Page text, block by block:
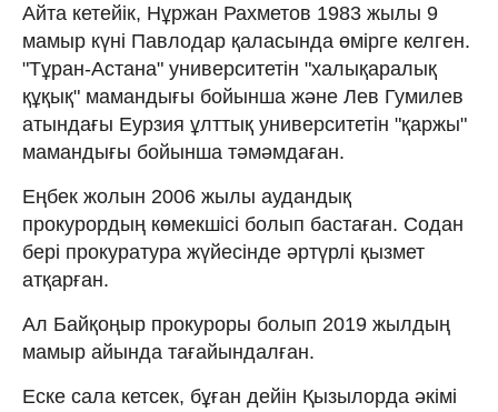
Айта кетейік, Нұржан Рахметов 1983 жылы 9
мамыр күні Павлодар қаласында өмірге келген.
"Тұран-Астана" университетін "халықаралық
құқық" мамандығы бойынша және Лев Гумилев
атындағы Еурзия ұлттық университетін "қаржы"
мамандығы бойынша тәмәмдаған.
Еңбек жолын 2006 жылы аудандық
прокурордың көмекшісі болып бастаған. Содан
бері прокуратура жүйесінде әртүрлі қызмет
атқарған.
Ал Байқоңыр прокуроры болып 2019 жылдың
мамыр айында тағайындалған.
Еске сала кетсек, бұған дейін Қызылорда әкімі